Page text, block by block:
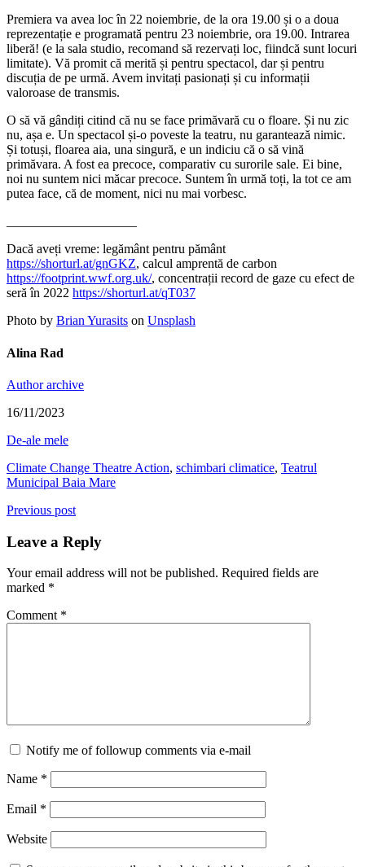
Premiera va avea loc în 22 noiembrie, de la ora 19.00 și o a doua
reprezentație e programată pentru 23 noiembrie, ora 19.00. Intrarea
liberă! (e la sala studio, recomand să rezervați loc, fiindcă sunt locuri
limitate). Vă promit că merită și pentru spectacol, dar și pentru
discuția de pe urmă. Avem invitați pasionați și cu informații
valoroase de transmis.
O să vă gândiți citind că nu se face primăvară cu o floare. Și nu zic
nu, așa e. Un spectacol și-o poveste la teatru, nu garantează nimic.
Și totuși, floarea aia, una singură, e un indiciu că o să vină
primăvara. A fost ea precoce, comparativ cu surorile sale. Ei bine,
noi nu suntem nici măcar precoce. Suntem în urmă toți, la tot ce am
putea face, că de moment, nici nu mai vorbesc.
Dacă aveți vreme: legământ pentru pământ
https://shorturl.at/gnGKZ, calcul amprentă de carbon
https://footprint.wwf.org.uk/, concentrații record de gaze cu efect de
seră în 2022 https://shorturl.at/qT037
Photo by Brian Yurasits on Unsplash
Alina Rad
Author archive
16/11/2023
De-ale mele
Climate Change Theatre Action, schimbari climatice, Teatrul
Municipal Baia Mare
Previous post
Leave a Reply
Your email address will not be published. Required fields are
marked *
Comment *
Notify me of followup comments via e-mail
Name *
Email *
Website